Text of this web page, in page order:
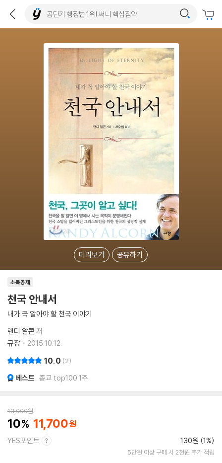
미리보기 공유하기
소득공제
천국 안내서
내가 꼭 알아야 할 천국 이야기
랜디 알콘 저
규장
2015.10.12.
10.0 2
베스트 종교 top100 1주
13,000원
10 11,700
YES포인트 130원 (1%)
5만원 이상 구매 시 2천원 추가 적립